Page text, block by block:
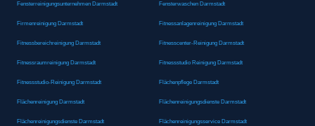
Fensterreinigungsunternehmen Darmstadt Fensterwaschen Darmstadt
Firmenreinigung Darmstadt Fitnessanlagenreinigung Darmstadt
Fitnessbereichreinigung Darmstadt Fitnesscenter-Reinigung Darmstadt
Fitnessraumreinigung Darmstadt Fitnessstudio Reinigung Darmstadt
Fitnessstudio-Reinigung Darmstadt Flächenpflege Darmstadt
Flächenreinigung Darmstadt Flächenreinigungsdienste Darmstadt
Flächenreinigungsdienste Darmstadt Flächenreinigungsservice Darmstadt